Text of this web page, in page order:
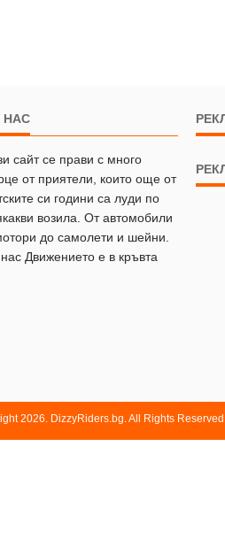
НАС
сайт се прави с много
от приятели, които още от
си години са луди по
возила. От автомобили
до самолети и шейни.
Движението е в кръвта
2026. DizzyRiders.bg. All Rights